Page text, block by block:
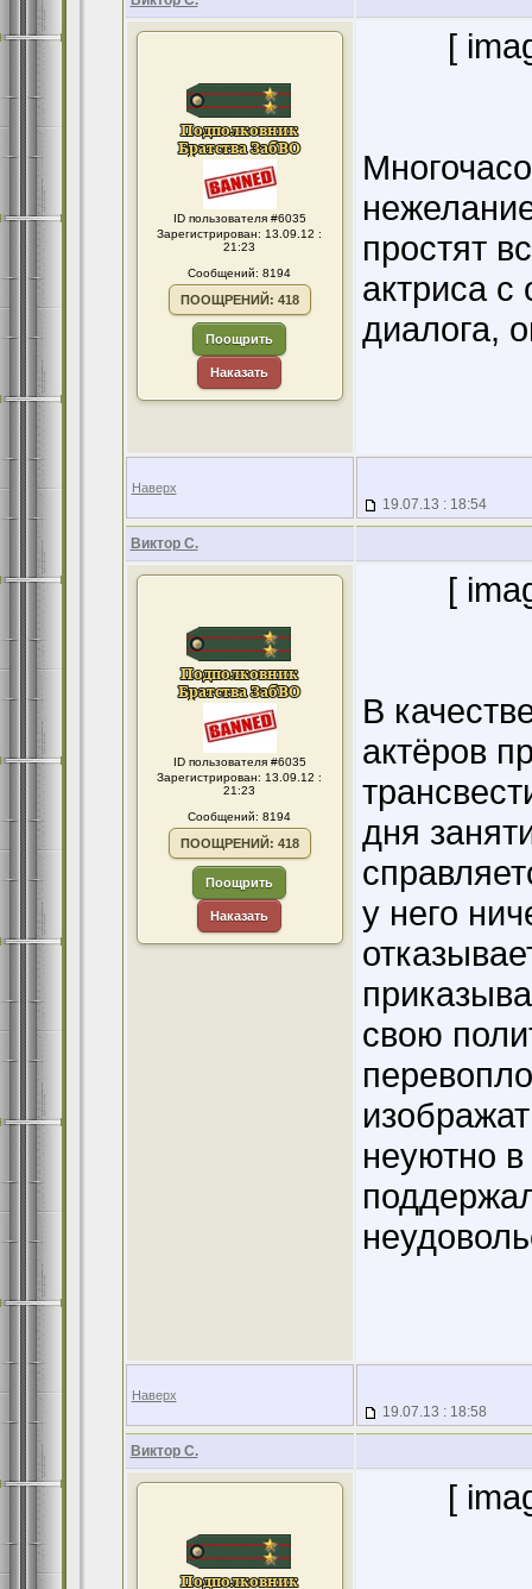
ID пользователя #6035
Зарегистрирован: 13.09.12 :
21:23
Сообщений: 8194
ПООЩРЕНИЙ: 418
Поощрить
Наказать
[
простят
актриса с
диалога,
Наверх
19.07.13 : 18:54
Виктор С.
ID пользователя #6035
Зарегистрирован: 13.09.12 :
21:23
Сообщений: 8194
ПООЩРЕНИЙ: 418
Поощрить
Наказать
[
В
актёров
дня
у него
свою
неуютно
Наверх
19.07.13 : 18:58
Виктор С.
[